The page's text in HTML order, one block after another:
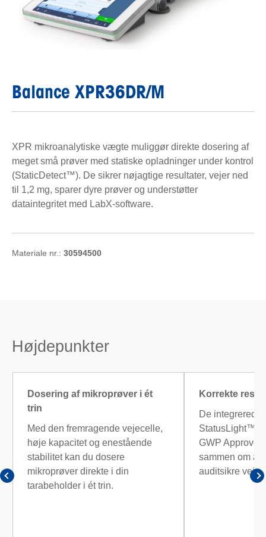
Balance XPR36DR/M
XPR mikroanalytiske vægte muliggør direkte dosering af
meget små prøver med statiske opladninger under kontrol
(StaticDetect™). De sikrer nøjagtige resultater, vejer ned
til 1,2 mg, sparer dyre prøver og understøtter
dataintegritet med LabX-software.
Materiale nr.: 30594500
Højdepunkter
Dosering af mikroprøver i ét
trin
Med den fremragende vejecelle,
høje kapacitet og enestående
stabilitet kan du dosere
mikroprøver direkte i din
tarabeholder i ét trin.
Korrekte
De integrerede
StatusLight™,
GWP
sammen om at
auditsikre